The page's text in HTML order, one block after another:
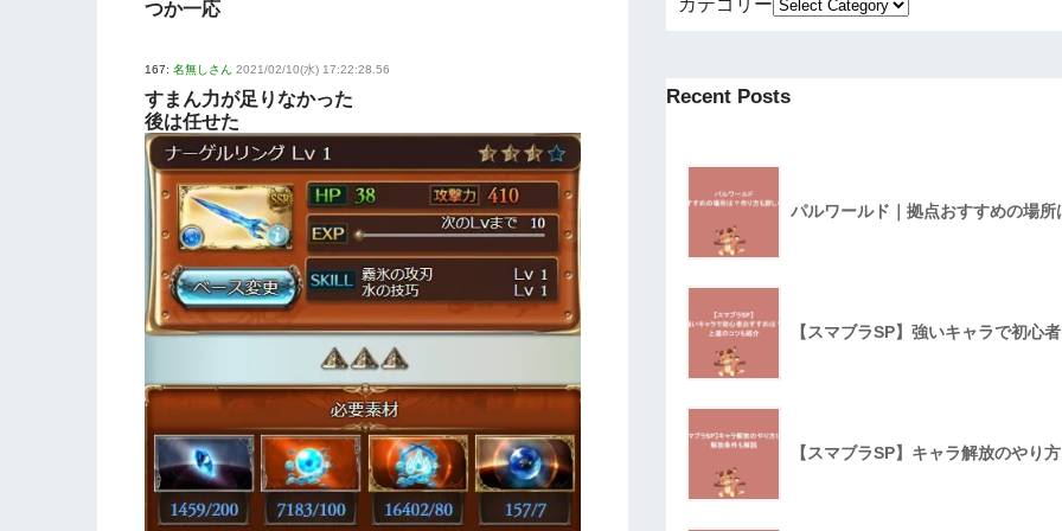
つか一応
167: 名無しさん 2021/02/10(水) 17:22:28.56
すまん力が足りなかった
後は任せた
カテゴリー
Recent Posts
パルワールド｜拠点おすすめの場
【スマブラSP】強いキャラで初心
【スマブラSP】キャラ解放のやり